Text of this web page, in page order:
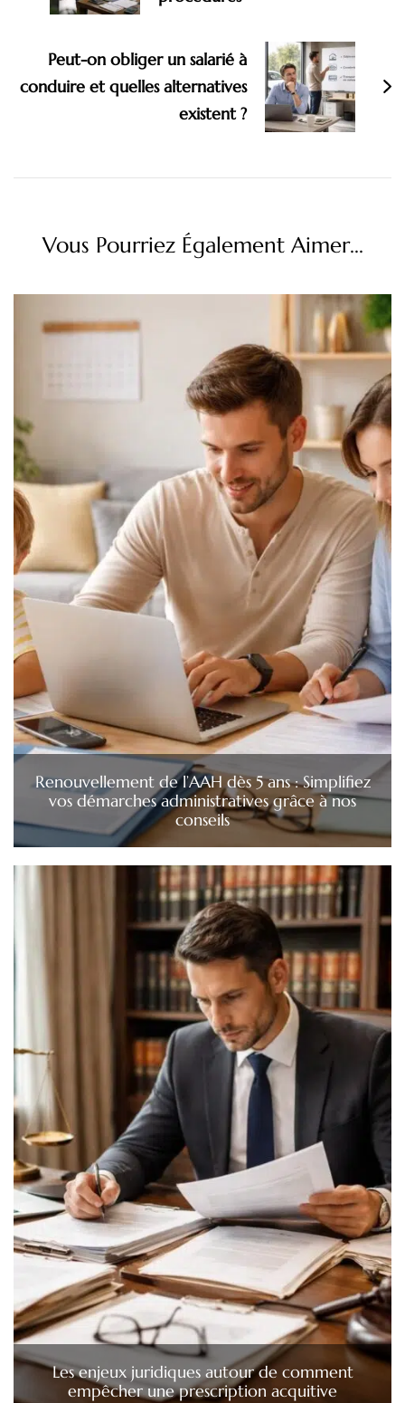
Peut-on obliger un salarié à
conduire et quelles alternatives
existent ?
Vous Pourriez Également Aimer...
Renouvellement de l’AAH dès 5 ans : Simplifiez
vos démarches administratives grâce à nos
conseils
Les enjeux juridiques autour de comment
empêcher une prescription acquitive